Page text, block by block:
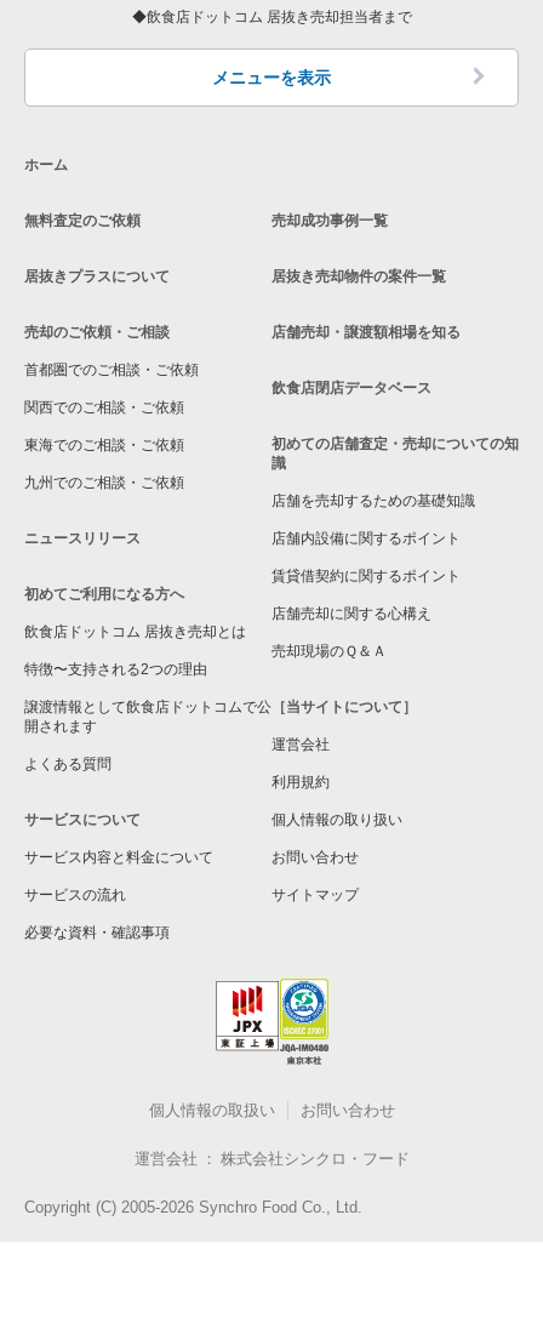
飲食店ドットコム 居抜き売却担当者まで
メニューを表示
ホーム
無料査定のご依頼
居抜きプラスについて
売却のご依頼・ご相談
首都圏でのご相談・ご依頼
関西でのご相談・ご依頼
東海でのご相談・ご依頼
九州でのご相談・ご依頼
ニュースリリース
初めてご利用になる方へ
飲食店ドットコム 居抜き売却とは
特徴〜支持される2つの理由
譲渡情報として飲食店ドットコムで公
開されます
よくある質問
サービスについて
サービス内容と料金について
サービスの流れ
必要な資料・確認事項
売却成功事例一覧
居抜き売却物件の案件一覧
店舗売却・譲渡額相場を知る
飲食店閉店データベース
初めての店舗査定・売却についての知
識
店舗を売却するための基礎知識
店舗内設備に関するポイント
賃貸借契約に関するポイント
店舗売却に関する心構え
売却現場のＱ＆Ａ
［当サイトについて］
運営会社
利用規約
個人情報の取り扱い
お問い合わせ
サイトマップ
個人情報の取扱い お問い合わせ
運営会社 株式会社シンクロ・フード
Copyright (C) 2005-2026 Synchro Food Co., Ltd.